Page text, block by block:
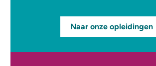
Naar onze opleidingen